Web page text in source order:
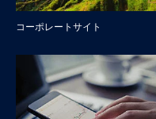
コーポレートサイト